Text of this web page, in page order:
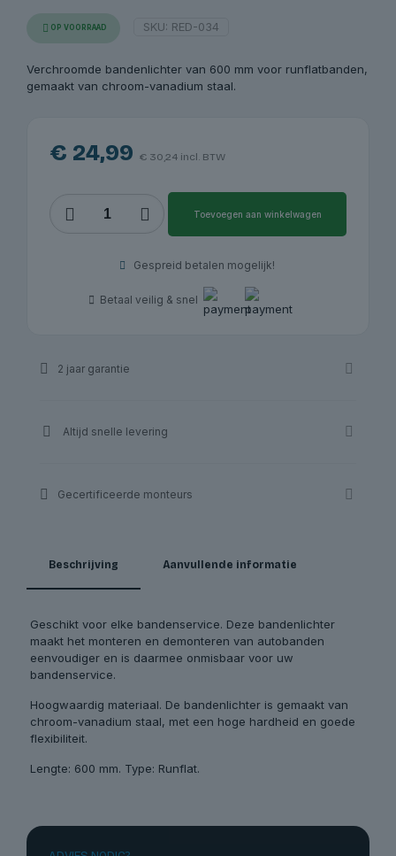
OP VOORRAAD SKU: RED-034
Verchroomde bandenlichter van 600 mm voor runflatbanden,
gemaakt van chroom-vanadium staal.
€ 24,99 € 30,24 incl. BTW
600
Toevoegen aan winkelwagen
Gespreid betalen mogelijk!
Betaal veilig & snel
2 jaar garantie
Altijd snelle levering
Gecertificeerde monteurs
Beschrijving Aanvullende informatie
Geschikt voor elke bandenservice. Deze bandenlichter
maakt het monteren en demonteren van autobanden
eenvoudiger en is daarmee onmisbaar voor uw
bandenservice.
Hoogwaardig materiaal. De bandenlichter is gemaakt van
chroom-vanadium staal, met een hoge hardheid en goede
flexibiliteit.
Lengte: 600 mm. Type: Runflat.